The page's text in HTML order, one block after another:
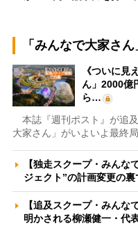
「みんなで大家さ
《ついに見
ん」2000億
ら…
本誌『週刊ポスト』が追
大家さん」がいよいよ最終
【独走スクープ・みんな
ジェクト”の計画変更の
【追及スクープ・みんな
明かされる柳瀬健一・代